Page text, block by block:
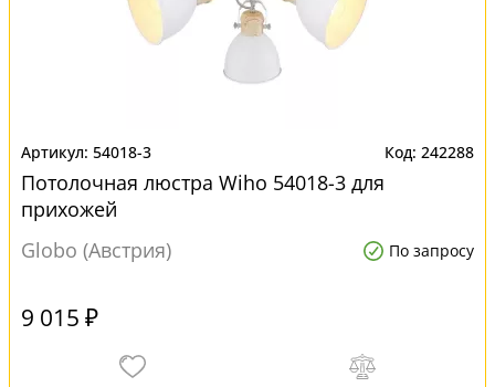
54018-3 242288
Потолочная люстра Wiho 54018-3 для
прихожей
Globo (Австрия)
По запросу
9 015 ₽